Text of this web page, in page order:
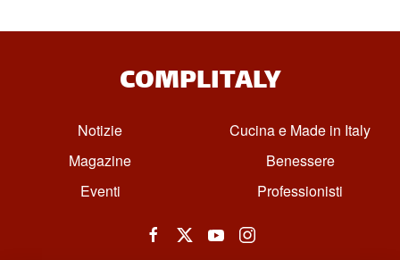
COMPLITALY
Notizie
Magazine
Eventi
Cucina e Made in Italy
Benessere
Professionisti